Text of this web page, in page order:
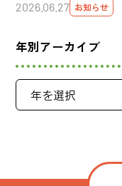
2026.06.27 お知らせ
年別アーカイブ